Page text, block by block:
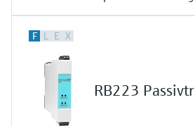
24...28 V DC
Spannungsversorgung
100…240 V AC/DC
F L E X
RB223